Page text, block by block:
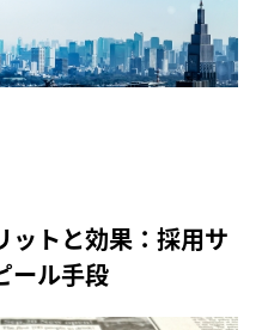
ットと効果：採用サ
ール手段